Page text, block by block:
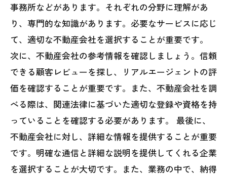
事務所などがあります。それぞれの分野に理解があ
り、専門的な知識があります。必要なサービスに応じ
て、適切な不動産会社を選択することが重要です。
次に、不動産会社の参考情報を確認しましょう。信頼
できる顧客レビューを探し、リアルエージェントの評
価を確認することが重要です。また、不動産会社を調
べる際は、関連法律に基づいた適切な登録や資格を持
っていることを確認する必要があります。 最後に、
不動産会社に対し、詳細な情報を提供することが重要
です。明確な通信と詳細な説明を提供してくれる企業
を選択することが大切です。また、業務の中で、納得